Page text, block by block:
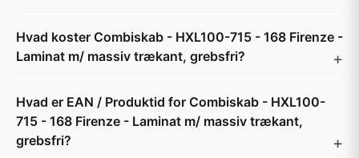
Hvad koster Combiskab - HXL100-715 - 168 Firenze -
Laminat m/ massiv trækant, grebsfri?
Hvad er EAN / Produktid for Combiskab - HXL100-
715 - 168 Firenze - Laminat m/ massiv trækant,
grebsfri?